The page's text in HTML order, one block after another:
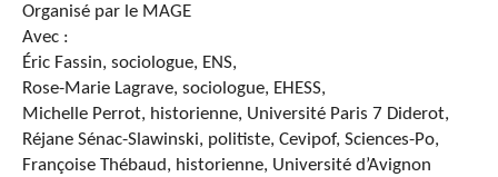
Organisé par le MAGE
Avec :
Éric Fassin, sociologue, ENS,
Rose-Marie Lagrave, sociologue, EHESS,
Michelle Perrot, historienne, Université Paris 7 Diderot,
Réjane Sénac-Slawinski, politiste, Cevipof, Sciences-Po,
Françoise Thébaud, historienne, Université d’Avignon